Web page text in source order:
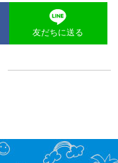
友だちに送る